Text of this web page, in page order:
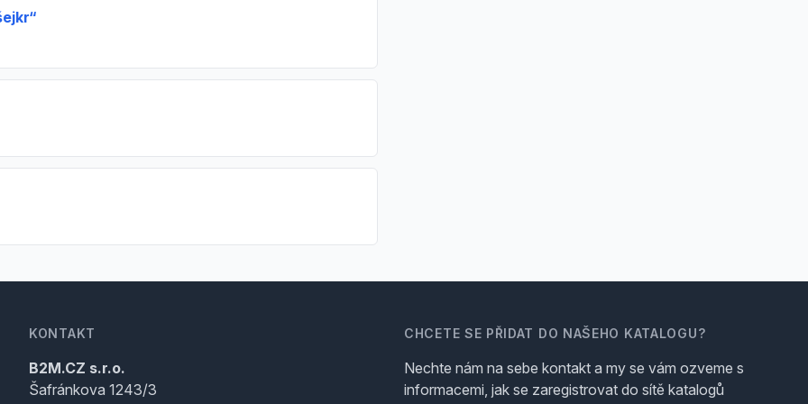
KONTAKT
B2M.CZ s.r.o.
Šafránkova 1243/3
CHCETE SE PŘIDAT DO NAŠEHO KATALOGU?
Nechte nám na sebe kontakt a my se vám ozveme s
informacemi, jak se zaregistrovat do sítě katalogů